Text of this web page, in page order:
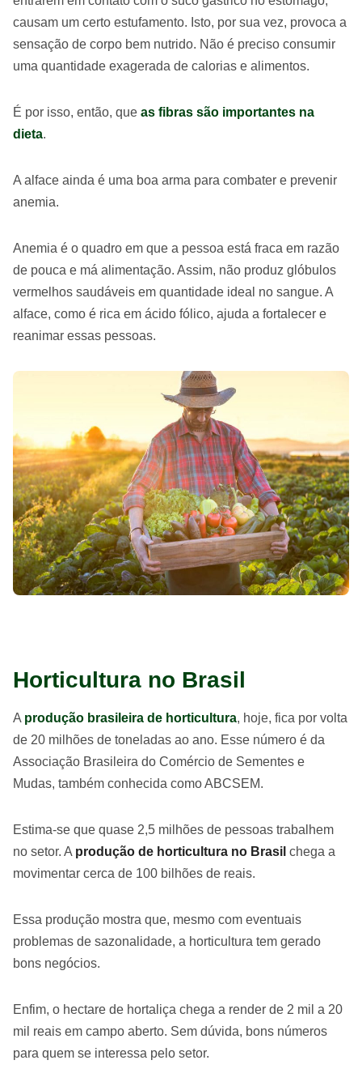
causam um certo estufamento. Isto, por sua vez, provoca a
sensação de corpo bem nutrido. Não é preciso consumir
uma quantidade exagerada de calorias e alimentos.
É por isso, então, que as fibras são importantes na
dieta.
A alface ainda é uma boa arma para combater e prevenir
anemia.
Anemia é o quadro em que a pessoa está fraca em razão
de pouca e má alimentação. Assim, não produz glóbulos
vermelhos saudáveis em quantidade ideal no sangue. A
alface, como é rica em ácido fólico, ajuda a fortalecer e
reanimar essas pessoas.
Horticultura no Brasil
A produção brasileira de horticultura, hoje, fica por volta
de 20 milhões de toneladas ao ano. Esse número é da
Associação Brasileira do Comércio de Sementes e
Mudas, também conhecida como ABCSEM.
Estima-se que quase 2,5 milhões de pessoas trabalhem
no setor. A produção de horticultura no Brasil chega a
movimentar cerca de 100 bilhões de reais.
Essa produção mostra que, mesmo com eventuais
problemas de sazonalidade, a horticultura tem gerado
bons negócios.
Enfim, o hectare de hortaliça chega a render de 2 mil a 20
mil reais em campo aberto. Sem dúvida, bons números
para quem se interessa pelo setor.